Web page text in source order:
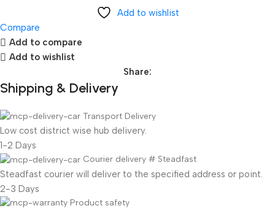
Add to wishlist
Compare
Add to compare
Add to wishlist
Share:
Shipping & Delivery
Transport Delivery
Low cost district wise hub delivery.
1-2 Days
Courier delivery # Steadfast
Steadfast courier will deliver to the specified address or point.
2-3 Days
Product safety